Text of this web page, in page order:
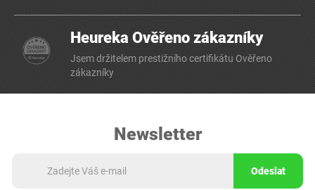
Heureka Ověřeno zákazníky
Jsem držitelem prestižního certifikátu Ověřeno
zákazníky
Newsletter
Odeslat